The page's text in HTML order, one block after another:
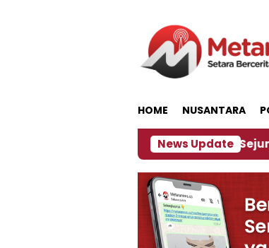
HOME NUSANTARA
News Update
Dampak El Nino, Sejumlah